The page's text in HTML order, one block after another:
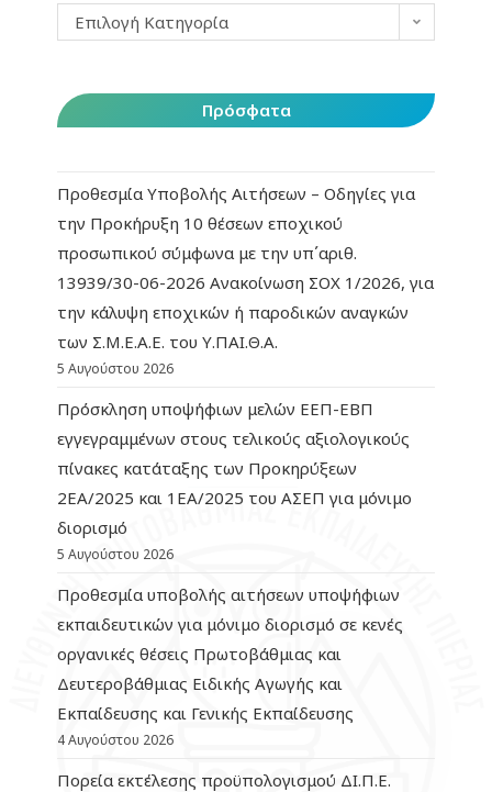
Επιλογή Κατηγορία
Πρόσφατα
Προθεσμία Υποβολής Αιτήσεων – Οδηγίες για
την Προκήρυξη 10 θέσεων εποχικού
προσωπικού σύμφωνα με την υπ΄αριθ.
13939/30-06-2026 Ανακοίνωση ΣΟΧ 1/2026, για
την κάλυψη εποχικών ή παροδικών αναγκών
των Σ.Μ.Ε.Α.Ε. του Υ.ΠΑΙ.Θ.Α.
5 Αυγούστου 2026
Πρόσκληση υποψήφιων μελών ΕΕΠ-ΕΒΠ
εγγεγραμμένων στους τελικούς αξιολογικούς
πίνακες κατάταξης των Προκηρύξεων
2ΕΑ/2025 και 1ΕΑ/2025 του ΑΣΕΠ για μόνιμο
διορισμό
5 Αυγούστου 2026
Προθεσμία υποβολής αιτήσεων υποψήφιων
εκπαιδευτικών για μόνιμο διορισμό σε κενές
οργανικές θέσεις Πρωτοβάθμιας και
Δευτεροβάθμιας Ειδικής Αγωγής και
Εκπαίδευσης και Γενικής Εκπαίδευσης
4 Αυγούστου 2026
Πορεία εκτέλεσης προϋπολογισμού ΔΙ.Π.Ε.